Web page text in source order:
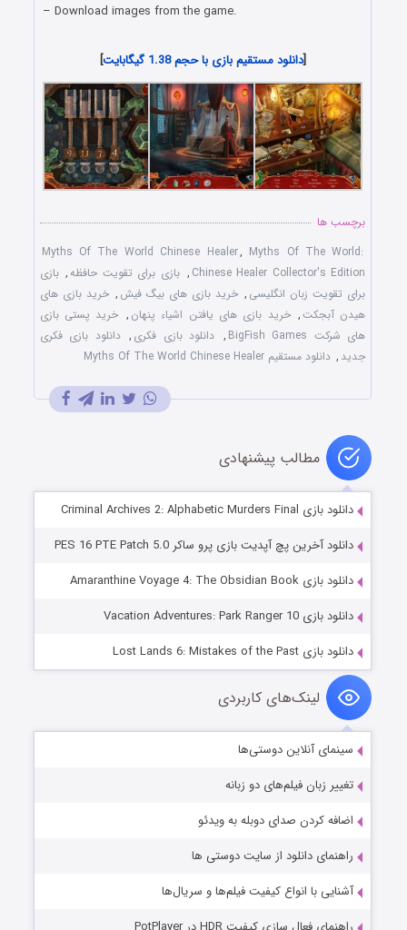
– Download images from the game.
[دانلود مستقیم بازی با حجم 1.38 گیگابایت ]
برچسب ها
Myths Of The World Chinese Healer, Myths Of The World:
Chinese Healer Collector's Edition
, بازی برای تقویت حافظه, بازی
برای تقویت زبان انگلیسی , خرید بازی های بیگ فیش , خرید بازی های
هیدن آبجکت, خرید بازی های یافتن اشیاء پنهان , خرید پستی بازی
های شرکت BigFish Games
, دانلود بازی فکری , دانلود بازی فکری
جدید , دانلود مستقیم Myths Of The World Chinese Healer
مطالب پیشنهادی
دانلود بازی Criminal Archives 2: Alphabetic Murders Final
دانلود آخرین پچ آپدیت بازی پرو ساکر PES 16 PTE Patch 5.0
دانلود بازی Amaranthine Voyage 4: The Obsidian Book
دانلود بازی Vacation Adventures: Park Ranger 10
دانلود بازی Lost Lands 6: Mistakes of the Past
لینک‌های کاربردی
سینمای آنلاین دوستی‌ها
تغییر زبان فیلم‌های دو زبانه
اضافه کردن صدای دوبله به ویدئو
راهنمای دانلود از سایت دوستی ها
آشنایی با انواع کیفیت فیلم‌ها و سریال‌ها